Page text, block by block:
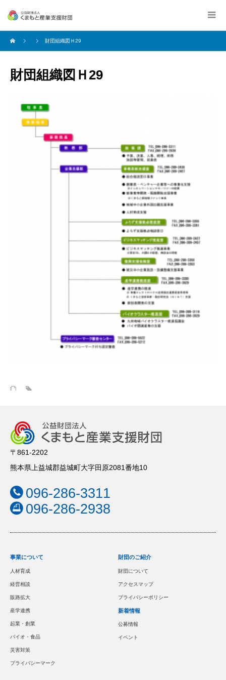
財団組織図Ｈ29
財団組織図Ｈ29
〒861-2202
熊本県上益城郡益城町大字田原2081番地10
096-286-3311
096-286-2938
事業について
人材育成
経営相談
販路拡大
産学連携
起業・創業
バイオ・食品
災害対策
プライバシーマーク
財団のご紹介
財団について
アクセスマップ
プライバシーポリシー
新着情報
公募情報
イベント